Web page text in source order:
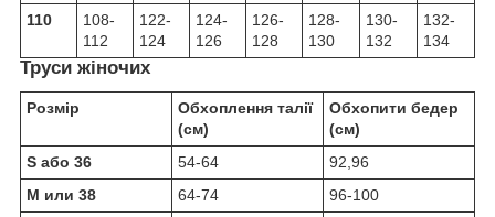
110
108-
112
122-
124
124-
126
126-
128
128-
130
130-
132
132-
134
Труси жіночих
Розмір
Обхоплення талії
(см)
Обхопити бедер
(см)
S або 36
54-64
92,96
M или 38
64-74
96-100